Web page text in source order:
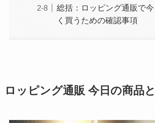
総括：ロッピング通販で
く買うための確認事項
ロッピング通販 今日の商品